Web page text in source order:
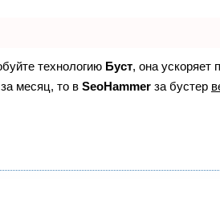
технологию Буст, она ускоряет
месяц, то в SeoHammer за бустер